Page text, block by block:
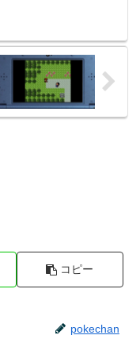
コピー
pokechan